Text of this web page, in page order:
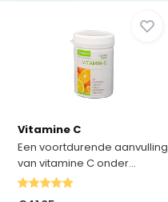
Vitamine C
Een voortdurende aanvulling
van vitamine C onder...